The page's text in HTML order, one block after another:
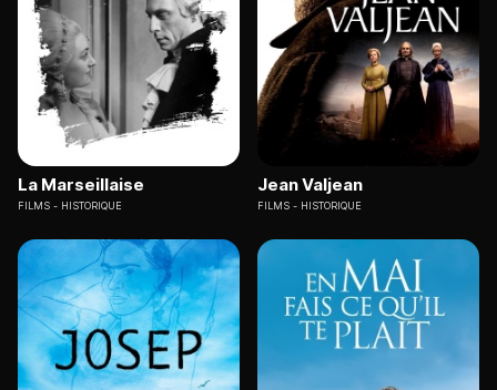
La Marseillaise
FILMS HISTORIQUE
Jean Valjean
FILMS HISTORIQUE